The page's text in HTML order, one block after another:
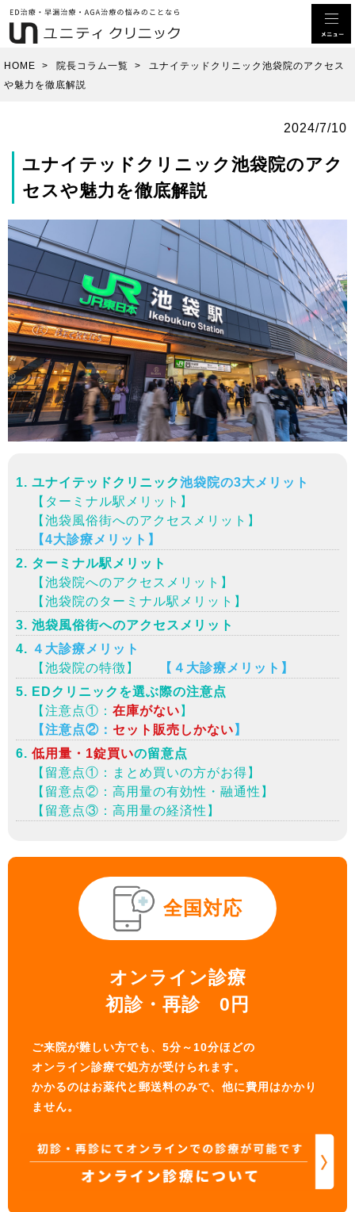
HOME > 院長コラム一覧 >
ユナイテッドクリニック池袋院のアクセス
や魅力を徹底解説
2024/7/10
ユナイテッドクリニック池袋院のアク
セスや魅力を徹底解説
ユナイテッドクリニック池袋院の3大メリット
【ターミナル駅メリット】
【池袋風俗街へのアクセスメリット】
【4大診療メリット】
ターミナル駅メリット
【池袋院へのアクセスメリット】
【池袋院のターミナル駅メリット】
池袋風俗街へのアクセスメリット
４大診療メリット
【池袋院の特徴】
【４大診療メリット】
EDクリニックを選ぶ際の注意点
【注意点①： 在庫がない 】
【注意点②： セット販売しかない 】
低用量・1錠買いの留意点
【留意点①：まとめ買いの方がお得】
【留意点②：高用量の有効性・融通性】
【留意点③：高用量の経済性】
全国対応
オンライン診療
初診・再診 0円
ご来院が難しい方でも、5分～10分ほどの
オンライン診療で処方が受けられます。
かかるのはお薬代と郵送料のみで、他に費用はかかり
ません。